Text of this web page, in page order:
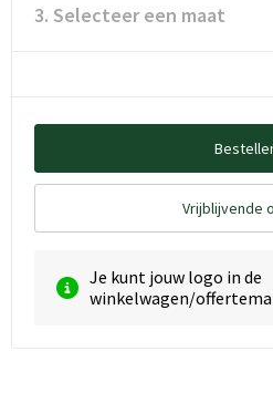
3. Selecteer een maat
Vrijblijvende
Je kunt jouw logo in de
winkelwagen/